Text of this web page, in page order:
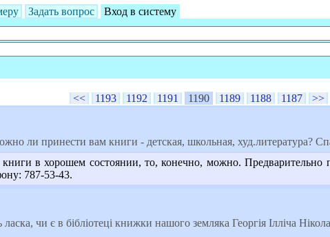
Задать вопрос
Вход в систему
<< 1193 1192 1191 1190 1189 1188 1187
>>
ли принести вам книги - детская, школьная, худ.литература?
в хорошем состоянии, то, конечно, можно. Предварительно
787-53-43.
чи є в бібліотеці книжки нашого земляка Георгія Ілліча